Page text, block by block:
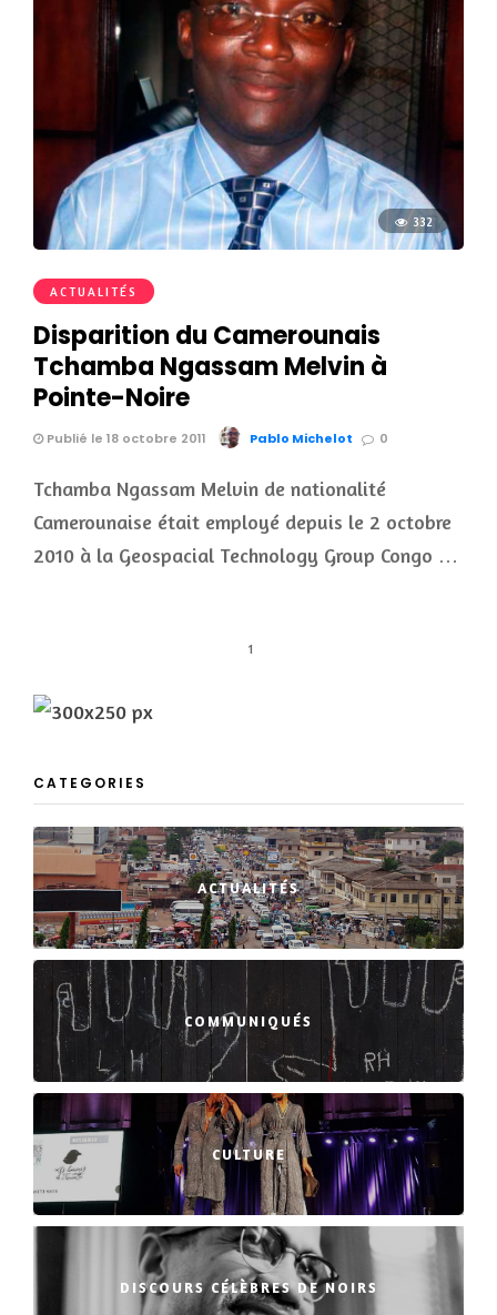
332
ACTUALITÉS
Disparition du Camerounais
Tchamba Ngassam Melvin à
Pointe-Noire
Publié le 18 octobre 2011 Pablo Michelot 0
Tchamba Ngassam Melvin de nationalité
Camerounaise était employé depuis le 2 octobre
2010 à la Geospacial Technology Group Congo …
1
CATEGORIES
ACTUALITÉS
COMMUNIQUÉS
CULTURE
DISCOURS CÉLÈBRES DE NOIRS